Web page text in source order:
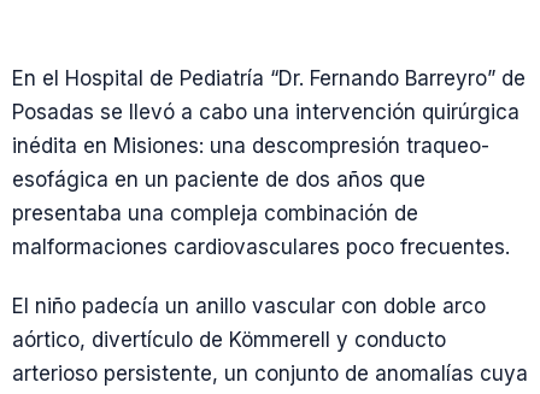
En el Hospital de Pediatría “Dr. Fernando Barreyro” de
Posadas se llevó a cabo una intervención quirúrgica
inédita en Misiones: una descompresión traqueo-
esofágica en un paciente de dos años que
presentaba una compleja combinación de
malformaciones cardiovasculares poco frecuentes.
El niño padecía un anillo vascular con doble arco
aórtico, divertículo de Kömmerell y conducto
arterioso persistente, un conjunto de anomalías cuya